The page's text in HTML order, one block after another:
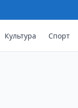
Культура Спорт